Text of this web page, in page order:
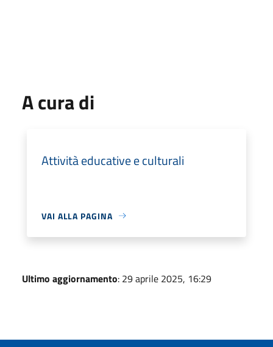
A cura di
Attività educative e culturali
VAI ALLA PAGINA
Ultimo aggiornamento: 29 aprile 2025, 16:29